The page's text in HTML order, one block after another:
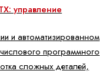
управление
и автоматизированном
программного
сложных деталей,